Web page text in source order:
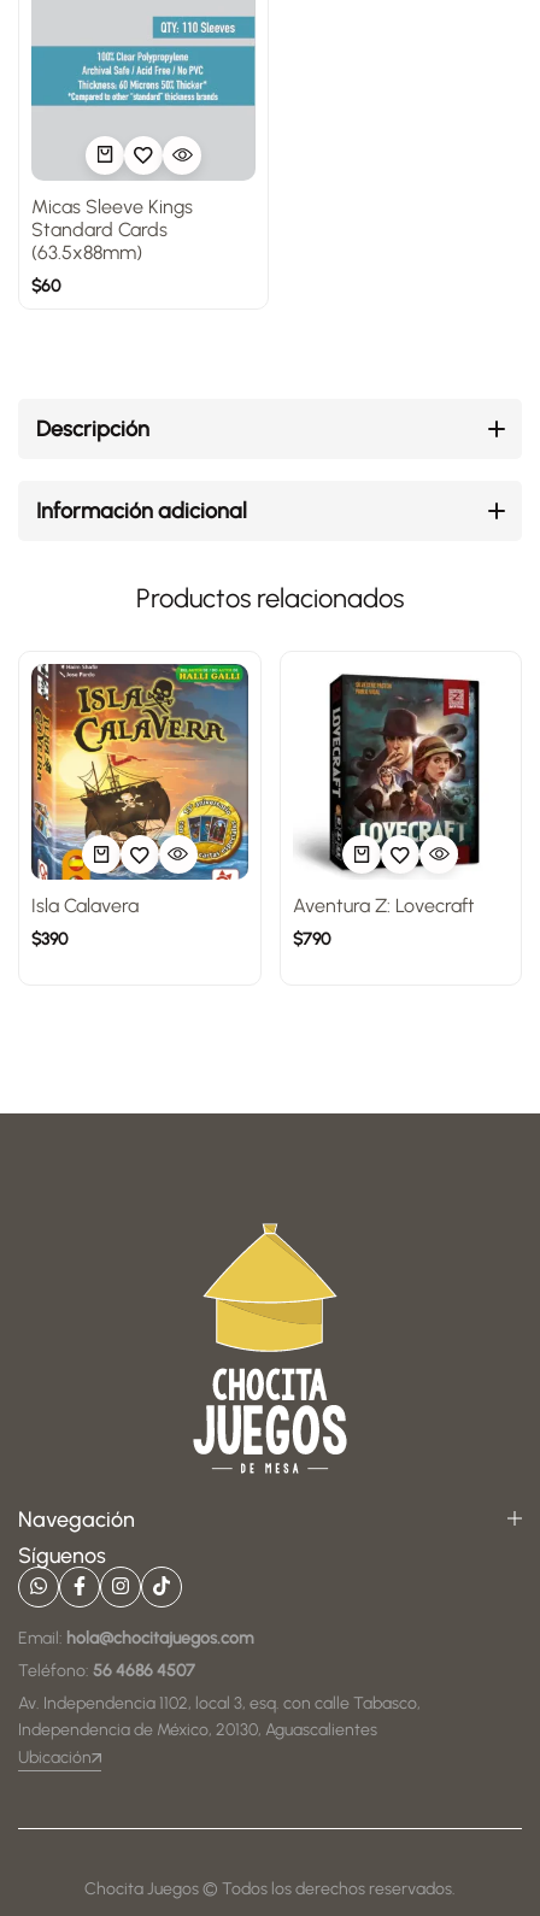
Micas Sleeve Kings
Standard Cards
(63.5x88mm)
$60
Descripción
Información adicional
Productos relacionados
Isla Calavera
$390
Aventura Z: Lovecraft
$790
Navegación
Síguenos
Email: hola@chocitajuegos.com
Teléfono: 56 4686 4507
Av. Independencia 1102, local 3, esq. con calle Tabasco,
Independencia de México, 20130, Aguascalientes
Ubicación
Chocita Juegos © Todos los derechos reservados.